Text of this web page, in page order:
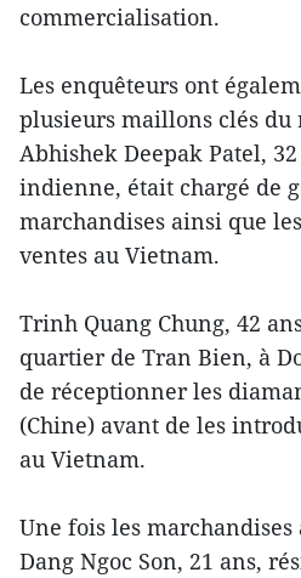
commercialisation.
Les enquêteurs ont
plusieurs maillons clés du
Abhishek Deepak Patel,
indienne, était chargé de
marchandises ainsi que
ventes au Vietnam.
Trinh Quang Chung, 42
quartier de Tran Bien, à
de réceptionner les
(Chine) avant de les
au Vietnam.
Une fois les
Dang Ngoc Son, 21 ans,